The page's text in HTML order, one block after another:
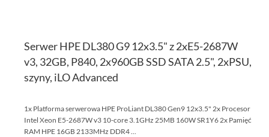
Serwer HPE DL380 G9 12x3.5" z 2xE5-2687W
v3, 32GB, P840, 2x960GB SSD SATA 2.5", 2xPSU,
szyny, iLO Advanced
1x Platforma serwerowa HPE ProLiant DL380 Gen9 12x3.5" 2x Procesor
Intel Xeon E5-2687W v3 10-core 3.1GHz 25MB 160W SR1Y6 2x Pamięć
RAM HPE 16GB 2133MHz DDR4 ...